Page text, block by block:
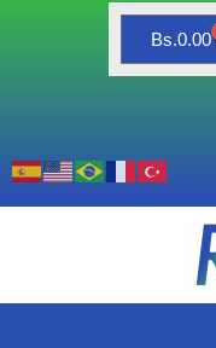
Bs.0.00